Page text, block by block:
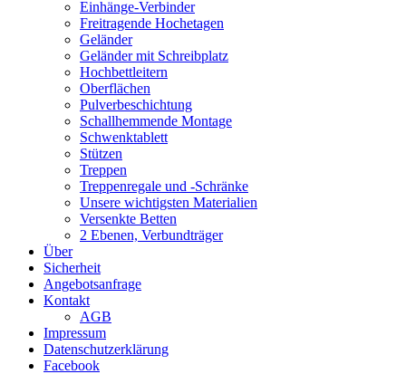
Einhänge-Verbinder
Freitragende Hochetagen
Geländer
Geländer mit Schreibplatz
Hochbettleitern
Oberflächen
Pulverbeschichtung
Schallhemmende Montage
Schwenktablett
Stützen
Treppen
Treppenregale und -Schränke
Unsere wichtigsten Materialien
Versenkte Betten
2 Ebenen, Verbundträger
Über
Sicherheit
Angebotsanfrage
Kontakt
AGB
Impressum
Datenschutzerklärung
Facebook